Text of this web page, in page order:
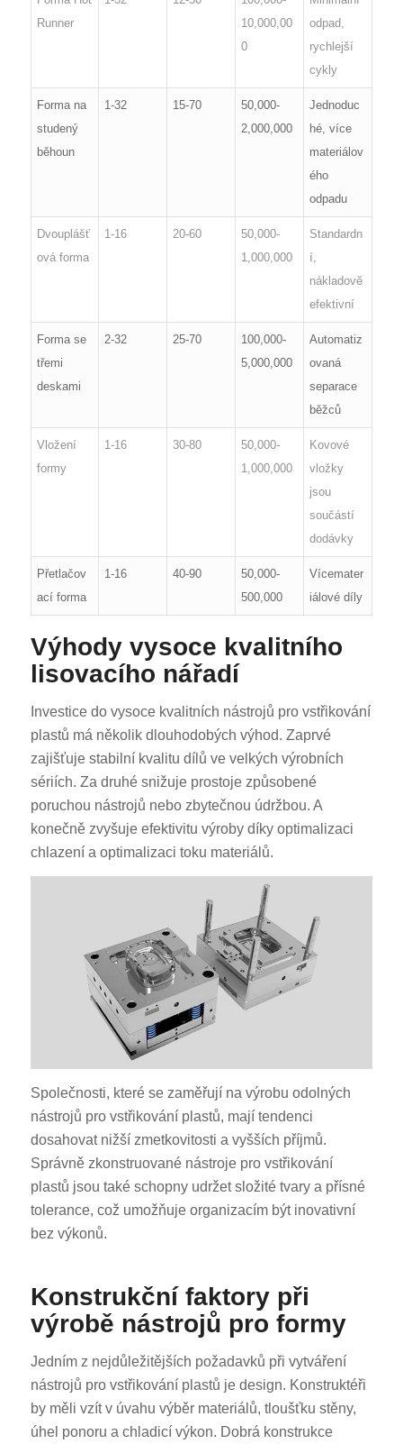
Runner
10,000,00
0
odpad,
rychlejší
cykly
Forma na
studený
běhoun
1-32 15-70
50,000-
2,000,000
Jednoduc
hé, více
materiálov
ého
odpadu
Dvouplášť
ová forma
1-16 20-60
50,000-
1,000,000
Standardn
í,
nákladově
efektivní
Forma se
třemi
deskami
2-32 25-70
100,000-
5,000,000
Automatiz
ovaná
separace
běžců
Vložení
formy
1-16 30-80
50,000-
1,000,000
Kovové
vložky
jsou
součástí
dodávky
Přetlačov
ací forma
1-16 40-90
50,000-
500,000
Vícemater
iálové díly
Výhody vysoce kvalitního
lisovacího nářadí
Investice do vysoce kvalitních nástrojů pro vstřikování
plastů má několik dlouhodobých výhod. Zaprvé
zajišťuje stabilní kvalitu dílů ve velkých výrobních
sériích. Za druhé snižuje prostoje způsobené
poruchou nástrojů nebo zbytečnou údržbou. A
konečně zvyšuje efektivitu výroby díky optimalizaci
chlazení a optimalizaci toku materiálů.
Společnosti, které se zaměřují na výrobu odolných
nástrojů pro vstřikování plastů, mají tendenci
dosahovat nižší zmetkovitosti a vyšších příjmů.
Správně zkonstruované nástroje pro vstřikování
plastů jsou také schopny udržet složité tvary a přísné
tolerance, což umožňuje organizacím být inovativní
bez výkonů.
Konstrukční faktory při
výrobě nástrojů pro formy
Jedním z nejdůležitějších požadavků při vytváření
nástrojů pro vstřikování plastů je design. Konstruktéři
by měli vzít v úvahu výběr materiálů, tloušťku stěny,
úhel ponoru a chladicí výkon. Dobrá konstrukce